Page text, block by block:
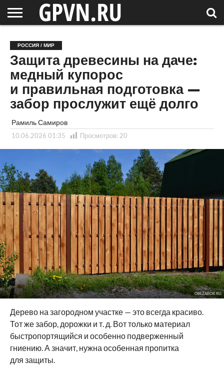
ОБЛАСТЬ
НОВОСТИ
СОСЕДЕЙ
РОССИЯ
/ МИР
СПЕЦПРОЕКТЫ
БЛОГ
СТАТЬИ
ФОТОРЕПОРТАЖИ
ИНТЕРВЬЮ
ОБЪЕКТЫ
ПОДБОРКИ
РОССИЯ / МИР
Защита древесины на даче:
медный купорос
и правильная подготовка —
забор прослужит ещё долго
Рамиль Самиров
10.06.2026 01:35 Просмотров: 20
OBLZABOR.RU
Дерево на загородном участке — это всегда красиво.
Тот же забор, дорожки и т. д. Вот только материал
быстропортящийся и особенно подверженный
гниению. А значит, нужна особенная пропитка
для защиты.